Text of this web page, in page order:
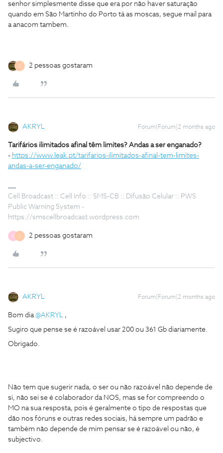
senhor simplesmente disse que era por não haver saturação
quando em São Martinho do Porto tá as moscas, segue mail para
a anacom tambem.
C 2 pessoas gostaram
AKRYL Forum|Forum|2 months ago
Tarifários ilimitados afinal têm limites? Andas a ser enganado?
- https://www.leak.pt/tarifarios-ilimitados-afinal-tem-limites-
andas-a-ser-enganado/
Cell Broadcast :: Cell Info :: SMS-CB :: Difusão Celular :: PWS
Public Warning System -
https://smscellbroadcast.wordpress.com
D C 2 pessoas gostaram
AKRYL Forum|Forum|2 months ago
Bom dia ​@AKRYL ,
Sugiro que pense se é razoável usar 200 ou 361 Gb diariamente.
Obrigado.
Não tem que sugerir nada, o ser ou não razoável não depende de
si, não sei se é colaborador da NOS, mas se for compreendo o
MO na sua resposta, pois é geralmente o tipo de respostas que
dão nos fóruns e outras redes sociais, há sempre um padrão e
também não depende de mim pensar se é razoável ou não, é
subjectivo.